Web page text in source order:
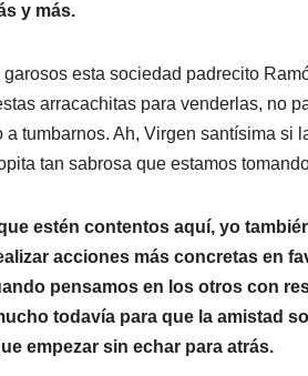
y más.
garosos esta sociedad padrecito
arracachitas para venderlas, no
a tumbarnos. Ah, Virgen santísima si
tan sabrosa que estamos
estén contentos aquí, yo
acciones más concretas en
pensamos en los otros con
todavía para que la amistad
empezar sin echar para atrás.